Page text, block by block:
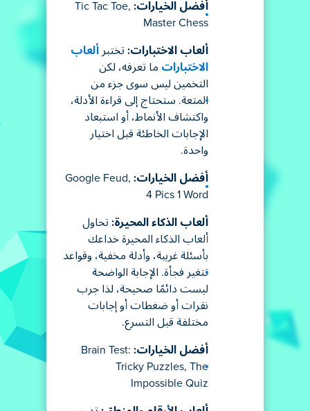
أفضل الخيارات: Tic Tac Toe,
Master Chess
ألعاب الاختبارات: تختبر
ألعاب
الاختبارات ما تعرفه، لكن
التخمين ليس سوى جزء من
المتعة. ستحتاج إلى قراءة الأدلة،
واكتشاف الأنماط، أو استبعاد
الإجابات الخاطئة قبل اختيار
واحدة.
أفضل الخيارات: Google Feud,
4 Pics 1 Word
ألعاب الذكاء المحيرة: تحاول
ألعاب الذكاء المحيرة خداعك
بأسئلة غريبة، وأدلة مخفية، وقواعد
تتغير فجأة. الإجابة الواضحة
ليست دائمًا صحيحة، لذا جرب
نقرات أو ضغطات أو إجابات
مختلفة قبل التسرع.
أفضل الخيارات: Brain Test:
Tricky Puzzles, The
Impossible Quiz